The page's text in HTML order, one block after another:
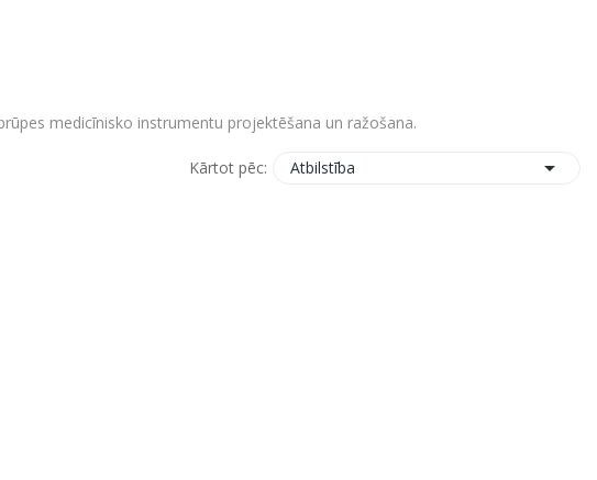
medicīnisko instrumentu projektēšana un ražošana.
Kārtot pēc: Atbilstība 